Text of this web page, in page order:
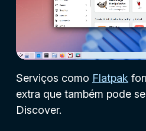
Serviços como Flatpak
extra que também pode
Discover.